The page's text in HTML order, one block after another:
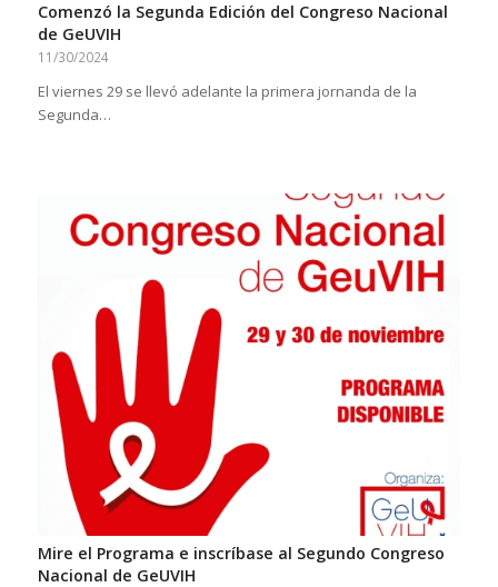
Comenzó la Segunda Edición del Congreso Nacional
de GeUVIH
11/30/2024
El viernes 29 se llevó adelante la primera jornanda de la
Segunda…
Mire el Programa e inscríbase al Segundo Congreso
Nacional de GeUVIH